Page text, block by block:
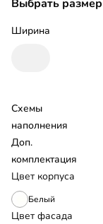
Выбрать
Ширина
Цвет корпуса
Белый
Цвет фасада
Схемы
наполнения
Доп.
комплектация